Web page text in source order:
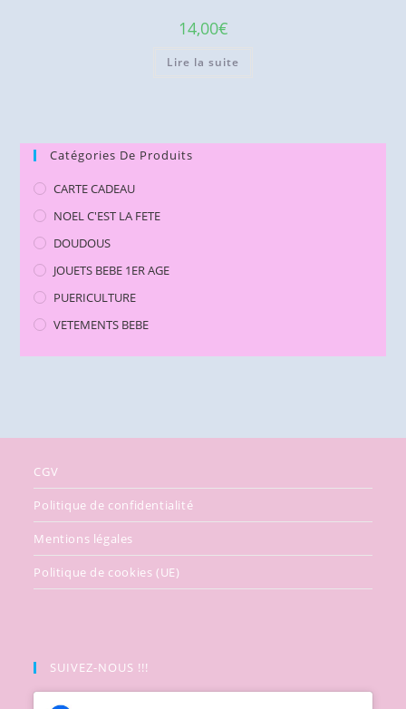
14,00€
Lire la suite
Catégories De Produits
CARTE CADEAU
NOEL C'EST LA FETE
DOUDOUS
JOUETS BEBE 1ER AGE
PUERICULTURE
VETEMENTS BEBE
CGV
Politique de confidentialité
Mentions légales
Politique de cookies (UE)
SUIVEZ-NOUS !!!